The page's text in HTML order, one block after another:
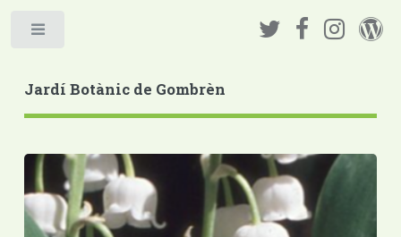
Jardí Botànic de Gombrèn